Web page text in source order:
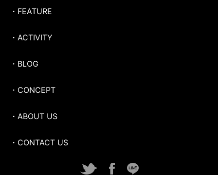
・FEATURE
・ACTIVITY
・BLOG
・CONCEPT
・ABOUT US
・CONTACT US